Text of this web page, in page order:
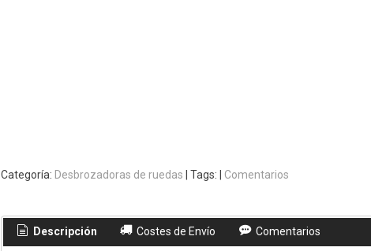
Categoría: Desbrozadoras de ruedas | Tags: | Comentarios
Descripción Costes de Envío Comentarios